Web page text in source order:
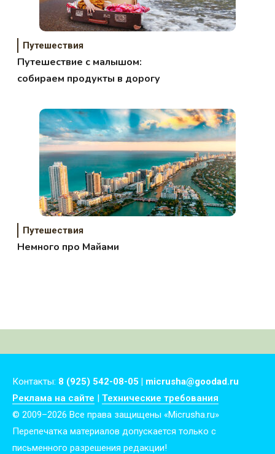
Путешествия
Путешествие с малышом:
собираем продукты в дорогу
Путешествия
Немного про Майами
Контакты: 8 (925) 542-08-05 | micrusha@goodad.ru
Реклама на сайте | Технические требования
© 2009–2026 Все права защищены «Micrusha.ru»
Перепечатка материалов допускается только с
письменного разрешения редакции!